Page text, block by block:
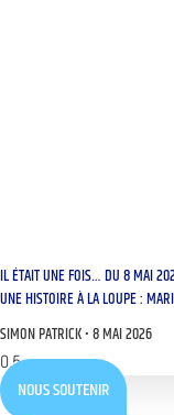
IL ÉTAIT UNE FOIS… DU 8 MAI
UNE HISTOIRE À LA LOUPE :
SIMON PATRICK 8 MAI 2026
NOUS SOUTENIR